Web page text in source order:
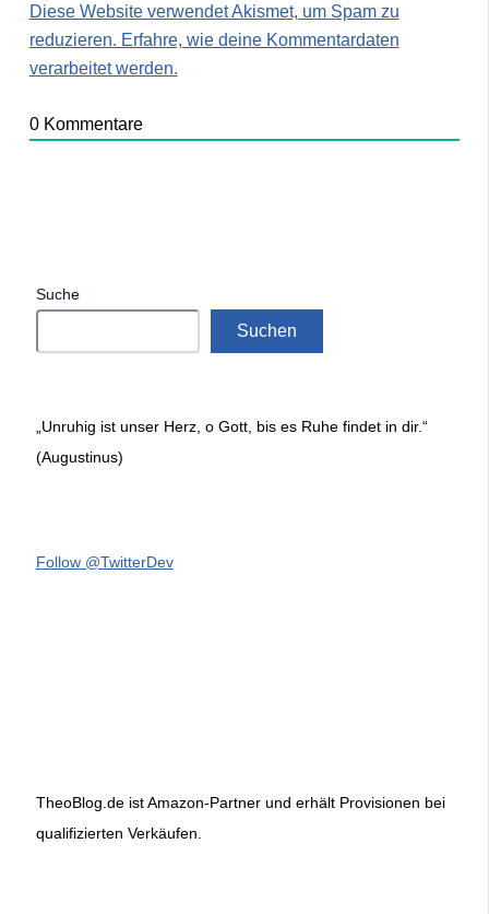
Diese Website verwendet Akismet, um Spam zu
reduzieren. Erfahre, wie deine Kommentardaten
verarbeitet werden.
0Kommentare
Suche
Suchen
„Unruhig ist unser Herz, o Gott, bis es Ruhe findet in dir.“
(Augustinus)
Follow @TwitterDev
TheoBlog.de ist Amazon-Partner und erhält Provisionen bei
qualifizierten Verkäufen.